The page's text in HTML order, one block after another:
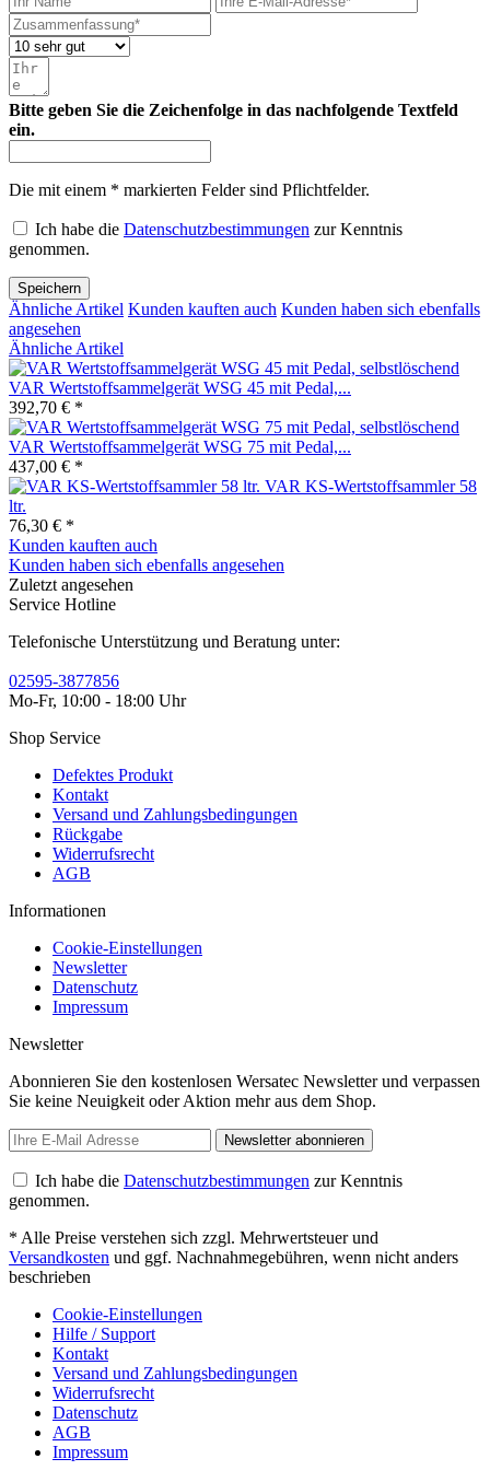
Bitte geben Sie die Zeichenfolge in das nachfolgende Textfeld
ein.
Die mit einem * markierten Felder sind Pflichtfelder.
Ich habe die Datenschutzbestimmungen zur Kenntnis
genommen.
Speichern
Ähnliche Artikel Kunden kauften auch Kunden haben sich ebenfalls
angesehen
Ähnliche Artikel
VAR Wertstoffsammelgerät WSG 45 mit Pedal,...
392,70 € *
VAR Wertstoffsammelgerät WSG 75 mit Pedal,...
437,00 € *
VAR KS-Wertstoffsammler 58
ltr.
76,30 € *
Kunden kauften auch
Kunden haben sich ebenfalls angesehen
Zuletzt angesehen
Service Hotline
Telefonische Unterstützung und Beratung unter:
02595-3877856
Mo-Fr, 10:00 - 18:00 Uhr
Shop Service
Defektes Produkt
Kontakt
Versand und Zahlungsbedingungen
Rückgabe
Widerrufsrecht
AGB
Informationen
Cookie-Einstellungen
Newsletter
Datenschutz
Impressum
Newsletter
Abonnieren Sie den kostenlosen Wersatec Newsletter und verpassen
Sie keine Neuigkeit oder Aktion mehr aus dem Shop.
Newsletter abonnieren
Ich habe die Datenschutzbestimmungen zur Kenntnis
genommen.
* Alle Preise verstehen sich zzgl. Mehrwertsteuer und
Versandkosten und ggf. Nachnahmegebühren, wenn nicht anders
beschrieben
Cookie-Einstellungen
Hilfe / Support
Kontakt
Versand und Zahlungsbedingungen
Widerrufsrecht
Datenschutz
AGB
Impressum